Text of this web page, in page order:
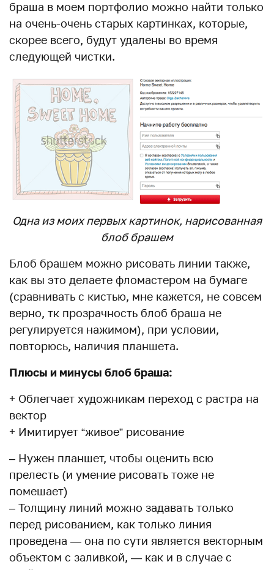
браша в моем портфолио можно найти только
на очень-очень старых картинках, которые,
скорее всего, будут удалены во время
следующей чистки.
Одна из моих первых картинок, нарисованная
блоб брашем
Блоб брашем можно рисовать линии также,
как вы это делаете фломастером на бумаге
(сравнивать с кистью, мне кажется, не совсем
верно, тк прозрачность блоб браша не
регулируется нажимом), при условии,
повторюсь, наличия планшета.
Плюсы и минусы блоб браша:
+ Облегчает художникам переход с растра на
вектор
+ Имитирует “живое” рисование
– Нужен планшет, чтобы оценить всю
прелесть (и умение рисовать тоже не
помешает)
– Толщину линий можно задавать только
перед рисованием, как только линия
проведена — она по сути является векторным
объектом с заливкой, — как и в случае с